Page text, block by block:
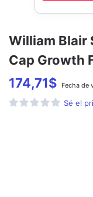
William Blair
Cap Growth
174,71$ Fecha de
Sé el